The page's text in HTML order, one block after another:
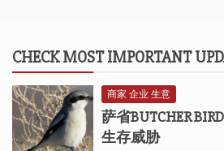
CHECK MOST IMPORTANT
商家 企业 生意
萨省BUTCHER
生存威胁